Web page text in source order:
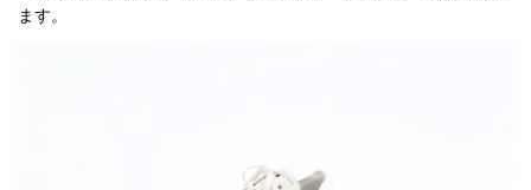
ます。